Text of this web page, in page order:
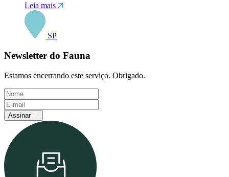
Leia mais
SP
Newsletter do Fauna
Estamos encerrando este serviço. Obrigado.
Assinar